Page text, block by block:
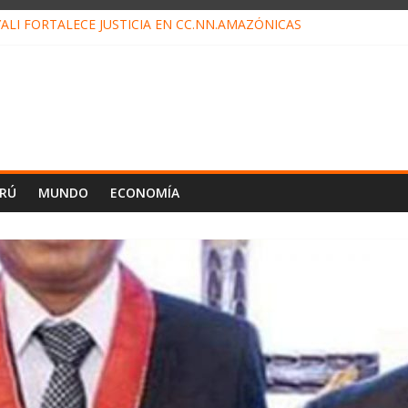
FORTALECE JUSTICIA EN CC.NN.AMAZÓNICAS
MUNDO ECONOMÍA